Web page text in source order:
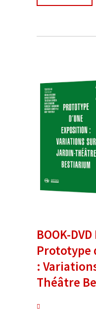
BOOK-DVD
Prototype
:
Théâtre